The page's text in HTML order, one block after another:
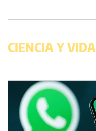
CIENCIA Y VIDA